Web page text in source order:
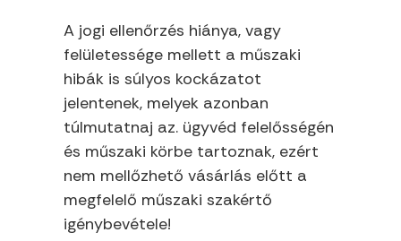
A jogi ellenőrzés hiánya, vagy
felületessége mellett a műszaki
hibák is súlyos kockázatot
jelentenek, melyek azonban
túlmutatnaj az. ügyvéd felelősségén
és műszaki körbe tartoznak, ezért
nem mellőzhető vásárlás előtt a
megfelelő műszaki szakértő
igénybevétele!